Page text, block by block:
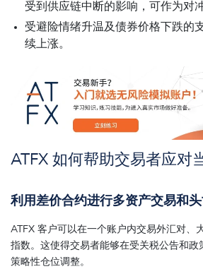
受到供应链中断的影响，可作为对
受避险情绪升温及债券价格下跌的
续上涨。
ATFX 如何帮助交易者应对
利用差价合约进行多资产交易和
ATFX 客户可以在一个账户内交易外汇对、
指数。这使得交易者能够在受关税公告和政
策略性仓位调整。